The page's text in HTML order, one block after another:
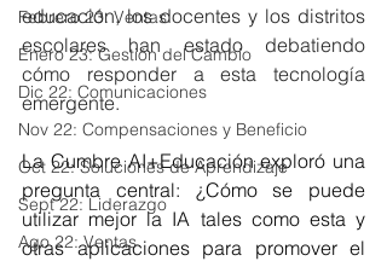
Febrero 23: Ventas
Enero 23: Gestión del Cambio
Dic 22: Comunicaciones
Nov 22: Compensaciones y Beneficio
Oct 22: Soluciones de Aprendizaje
Sept 22: Liderazgo
Ago 22: Ventas
educación, los docentes y los distritos
escolares han estado debatiendo
cómo responder a esta tecnología
emergente.
La Cumbre AI+Educación exploró una
pregunta central: ¿Cómo se puede
utilizar mejor la IA tales como esta y
otras aplicaciones para promover el